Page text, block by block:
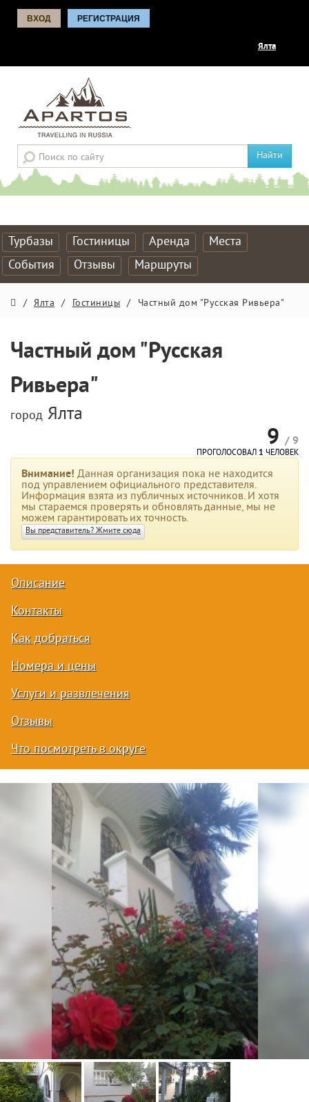
ВХОД РЕГИСТРАЦИЯ
Ялта
Найти
Турбазы Гостиницы Аренда
Места
События
Отзывы Маршруты
/ Ялта / Гостиницы / Частный дом "Русская Ривьера"
Частный дом "Русская
Ривьера"
город Ялта
9 / 9
ПРОГОЛОСОВАЛ 1 ЧЕЛОВЕК
Внимание! Данная организация пока не находится
под управлением официального представителя.
Информация взята из публичных источников. И хотя
мы стараемся проверять и обновлять данные, мы не
можем гарантировать их точность.
Вы представитель? Жмите сюда
Описание
Контакты
Как добраться
Номера и цены
Услуги и развлечения
Отзывы
Что посмотреть в округе